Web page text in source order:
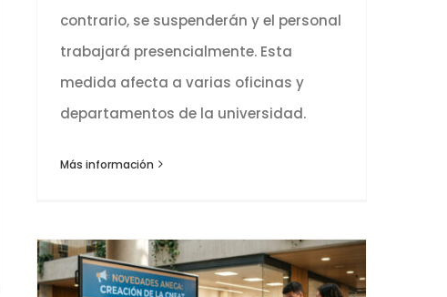
contrario, se suspenderán y el personal
trabajará presencialmente. Esta
medida afecta a varias oficinas y
departamentos de la universidad.
Más información